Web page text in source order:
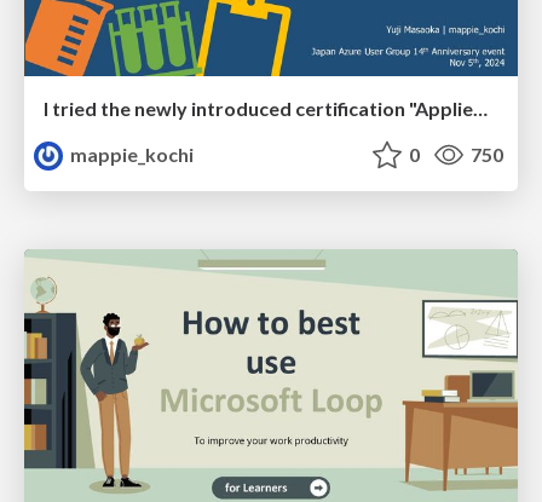
I tried the newly introduced certification "Applied Skills" on Microsoft Learn
mappie_kochi
0 750